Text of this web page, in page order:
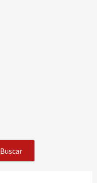
Buscar